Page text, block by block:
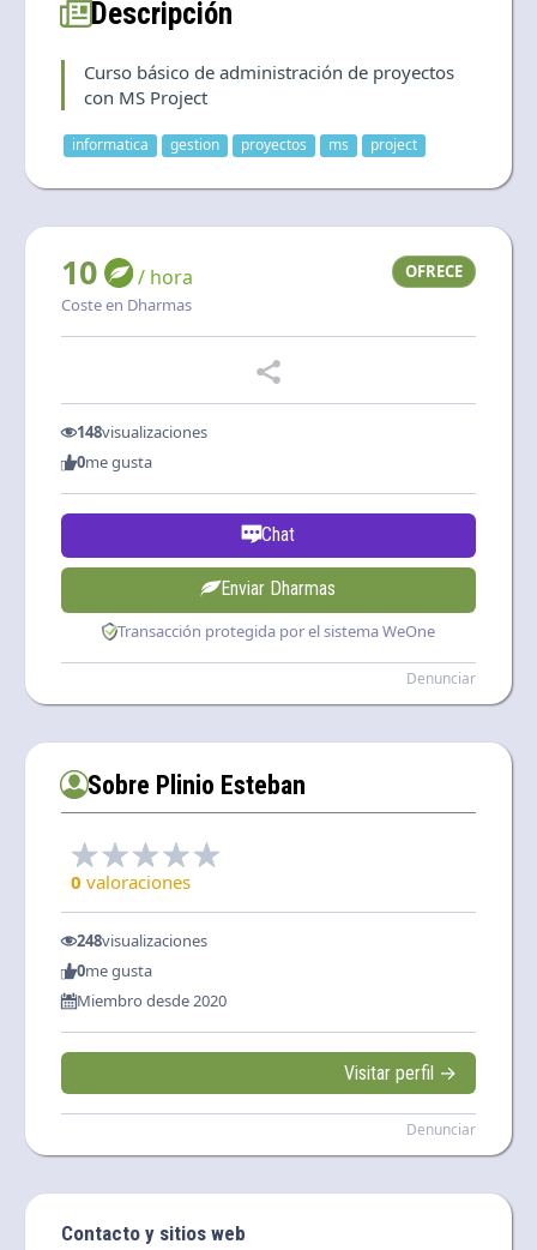
Language and currency
Descripción
Curso básico de administración de proyectos
con MS Project
informatica gestion proyectos ms project
10 / hora
Coste en Dharmas
OFRECE
148visualizaciones
0me gusta
Chat
Enviar Dharmas
Transacción protegida por el sistema WeOne
Denunciar
Sobre Plinio Esteban
0 valoraciones
248visualizaciones
0me gusta
Miembro desde 2020
Visitar perfil →
Denunciar
Contacto y sitios web